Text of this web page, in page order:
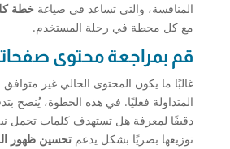
المنافسة، والتي تساعد في صياغة خطة
مع كل محطة في رحلة المستخدم.
قم بمراجعة محتوى
غالبًا ما يكون المحتوى الحالي غير
المتداولة فعليًا. في هذه الخطوة، يُنصح
دقيقًا لمعرفة هل تستهدف كلمات تحمل
توزيعها بصريًا بشكل يدعم تحسين ظهور